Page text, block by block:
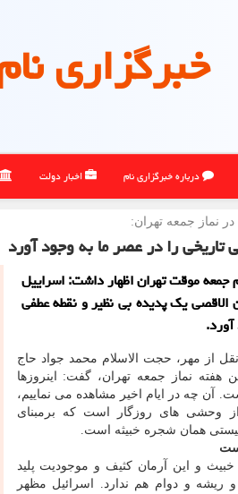
خبرگزاری
درباره خبرگزاری نام اخبار دولت
نماز جمعه تهران:
تاریخی را در عصر ما به وجود آورد
جمعه موقت تهران اظهار داشت: اسراییل
الاقصی یک پدیده بی نظیر و نقطه عطفی
از مهر، حجت الاسلام محمد جواد حاج
نماز جمعه تهران، گفت: اینروزها
آن چه در ایام اخیر مشاهده می نماییم،
از وحشی های روزگار است که برمبنای
همان شجره خبیثه است.
خبیث و این آرمان کثیف و موجودیت پلید
ریشه و دوام هم ندارد. اسرائیل مظهر